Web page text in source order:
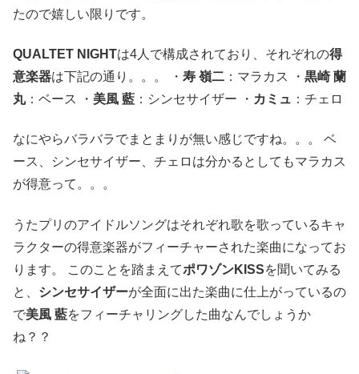
たので嬉しい限りです。
QUALTET NIGHTは4人で構成されており、それぞれの得
意楽器は下記の通り。。。 ・ 寿 嶺二 ：マラカス ・ 黒崎 蘭
丸：ベース ・ 美風 藍 ：シンセサイザー ・ カミュ ：チェロ
なにやらバラバラでまとまりが無い感じですね。。。 ベ
ース、シンセサイザー、チェロは分かるとしてもマラカス
が得意って。。。
うたプリのアイドルソングはそれぞれ歌を歌っているキャ
ラクターの得意楽器がフィーチャーされた楽曲になってお
ります。 このことを踏まえてポワゾンKISSを聞いてみる
と、 シンセサイザーが全面に出た楽曲に仕上がっているの
で美風 藍をフィーチャリングした曲なんでしょうか
ね？？